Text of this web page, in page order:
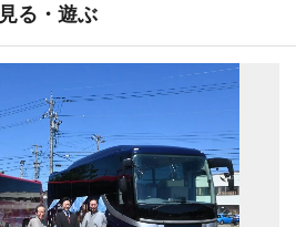
見る・遊ぶ